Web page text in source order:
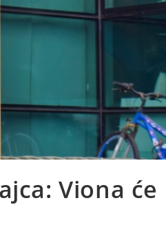
Viona će